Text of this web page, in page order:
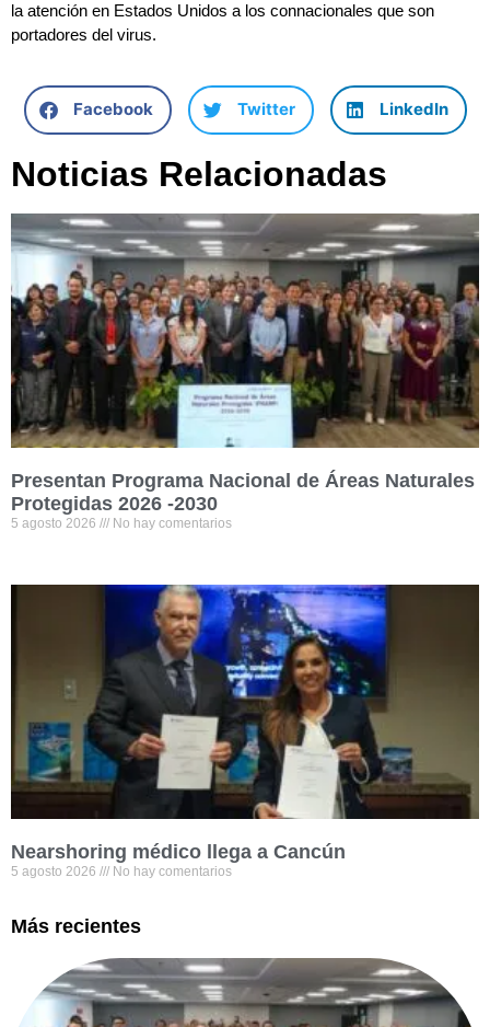
la atención en Estados Unidos a los connacionales que son
portadores del virus.
Facebook Twitter LinkedIn
Noticias Relacionadas
Presentan Programa Nacional de Áreas Naturales
Protegidas 2026 -2030
5 agosto 2026 No hay comentarios
Nearshoring médico llega a Cancún
5 agosto 2026 No hay comentarios
Más recientes